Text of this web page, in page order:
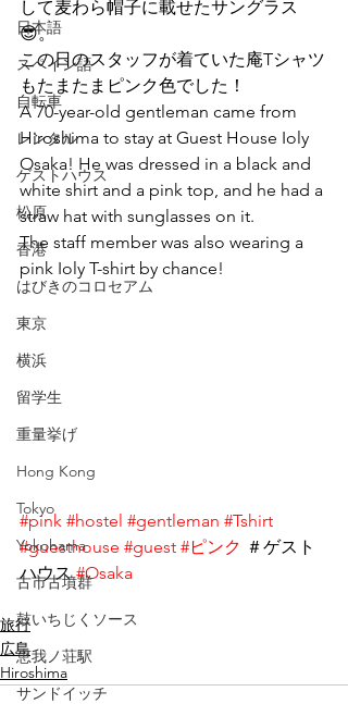
日本語
スペイン語
自転車
レンタル
ゲストハウス
松原
香港
はびきのコロセアム
東京
横浜
留学生
重量挙げ
Hong Kong
Tokyo
Yokohama
古市古墳群
鼓いちじくソース
恵我ノ荘駅
サンドイッチ
して麦わら帽子に載せたサングラス
😎。
この日のスタッフが着ていた庵Tシャツ
もたまたまピンク色でした！
A 70-year-old gentleman came from
Hiroshima to stay at Guest House Ioly
Osaka! He was dressed in a black and
white shirt and a pink top, and he had a
straw hat with sunglasses on it.
The staff member was also wearing a
pink Ioly T-shirt by chance!
#pink #hostel #gentleman #Tshirt
#guesthouse #guest #ピンク ＃ゲスト
ハウス #Osaka
旅行
広島
Hiroshima